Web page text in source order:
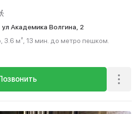
ул Академика Волгина, 2
м², 13 мин. до метро пешком.